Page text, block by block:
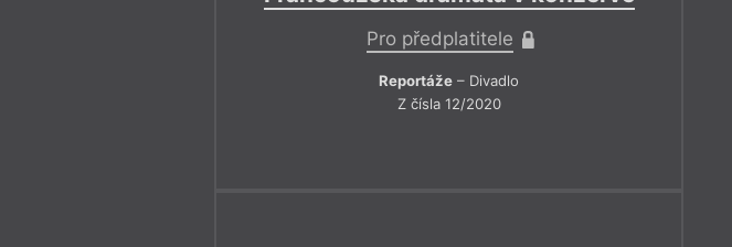
Pro předplatitele
Reportáže – Divadlo
Z čísla 12/2020